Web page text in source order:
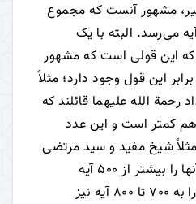
مشهور آنست که مجموع
فقهی قرآن به 500 آیه می‌رسد. البته با یک
که این قولی است که مشهور
این قول وجود دارد؛ مثلاً
الله علیهما قائلند که
هم کمتر است و این عدد
شیخ مفید و سید مرتضی
رحمة الله علیهما تعداد آنها را بیشتر از 500 آیه
می‌دانند. برخی این عدد را به 700 تا 800 آیه نیز